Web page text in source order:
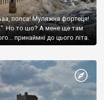
попса! Муляжна фортеця!
Но то шо? А мене ще там
принаймні до цього літа.